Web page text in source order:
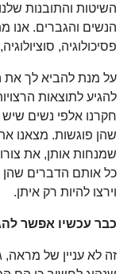
השיטות והתובנות
הנשים והגברים. אנו
פסיכולוגיה,
על מנת להביא לך את
להגיע לתוצאות
חקרנו אלפי נשים
שהן פוגשות. מצאנו
שמנחות אותן, את
כל אותם הדברים שהן
וירצו להיות רק איתן.
כבר עכשיו אפשר
זה לא עניין של